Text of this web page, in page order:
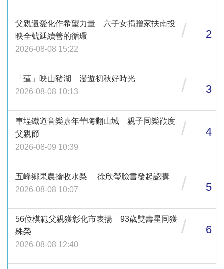
父親遺愛化作希望力量 六子女捐贈家扶南投
映全號延續善的循環
2026-08-08 15:22
/ 2
「蓮」映山豬湖 漫遊初秋好時光
2026-08-08 10:13
/ 3
車埕鐵道音樂嘉年華嗨翻山城 親子同樂歡度
父親節
2026-08-09 10:39
/ 4
五峰鄉果農搶收水梨 徐欣瑩臉書發起認購
2026-08-08 10:07
/ 5
56位模範父親獲彰化市表揚 93歲雙壽星同獲
殊榮
2026-08-08 12:40
/ 6